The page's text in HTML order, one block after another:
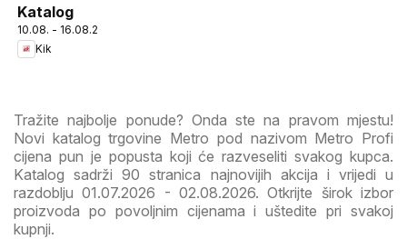
Katalog
10.08. - 16.08.2026
Kik
Tražite najbolje ponude? Onda ste na pravom mjestu!
Novi katalog trgovine Metro pod nazivom Metro Profi
cijena pun je popusta koji će razveseliti svakog kupca.
Katalog sadrži 90 stranica najnovijih akcija i vrijedi u
razdoblju 01.07.2026 - 02.08.2026. Otkrijte širok izbor
proizvoda po povoljnim cijenama i uštedite pri svakoj
kupnji.